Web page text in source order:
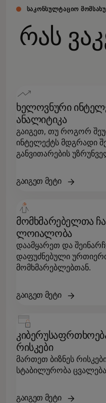
ᲡᲐᲙᲝᲜᲡᲣᲚᲢᲐᲪᲘᲝ
რას
ხელოვნური
ანალიტიკა
გაიგეთ, თუ როგორ
ინტელექტს მდგრადი
განვითარების
გაიგეთ მეტი
მომხმარებელთა
ლოიალობა
დაამყარეთ და
დაფუძნებული
მომხმარებლებთან.
გაიგეთ მეტი
რისკები
მართეთ ბიზნეს
სტაბილურობა
გაიგეთ მეტი